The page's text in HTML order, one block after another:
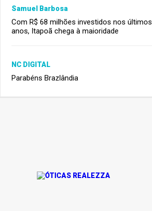
Samuel Barbosa
Com R$ 68 milhões investidos nos últimos
anos, Itapoã chega à maioridade
NC DIGITAL
Parabéns Brazlândia